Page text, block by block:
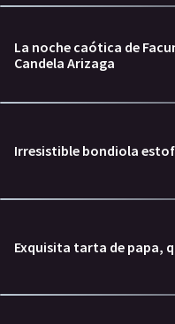
La noche caótica de
Candela Arizaga
Irresistible bondiola
Exquisita tarta de papa,